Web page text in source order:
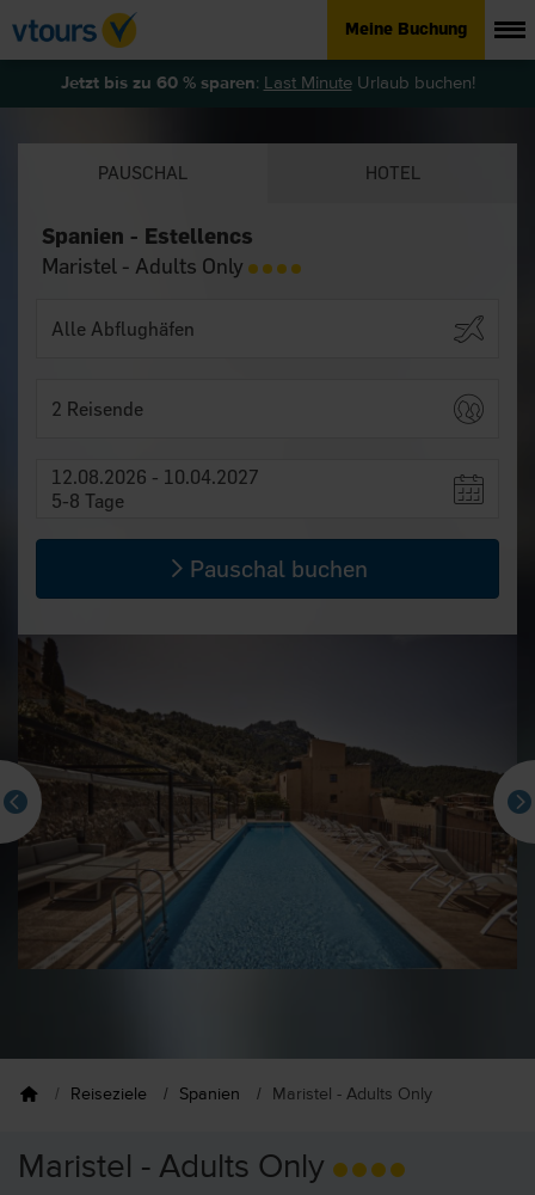
Meine Buchung
Jetzt bis zu 60 % sparen: Last MinuteUrlaub buchen!
PAUSCHAL HOTEL
Spanien - Estellencs
Maristel - Adults Only
2 Reisende
12.08.2026 - 10.04.2027
5-8 Tage
Pauschal buchen
Reiseziele Spanien Maristel - Adults Only
Maristel - Adults Only